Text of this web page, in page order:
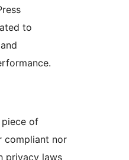
to
piece of
compliant nor
privacy laws